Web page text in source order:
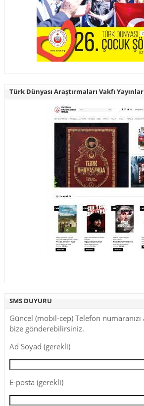
Türk Dünyası Araştırmaları Vakfı
SMS DUYURU
Güncel (mobil-cep) Telefon
bize gönderebilirsiniz.
Ad Soyad (gerekli)
E-posta (gerekli)